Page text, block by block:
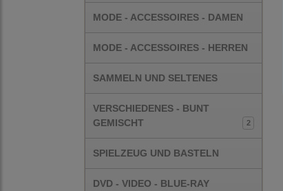
MODE - ACCESSOIRES - DAMEN
MODE - ACCESSOIRES - HERREN
SAMMELN UND SELTENES
VERSCHIEDENES - BUNT
GEMISCHT
2
SPIELZEUG UND BASTELN
DVD - VIDEO - BLUE-RAY